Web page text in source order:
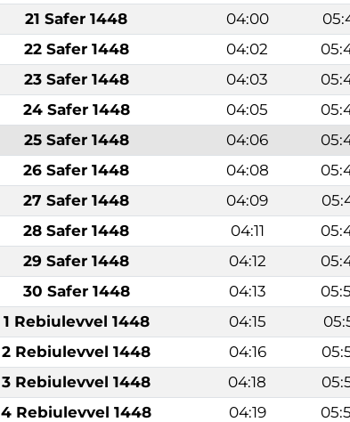
21 Safer 1448 04:00
22 Safer 1448 04:02
23 Safer 1448 04:03
24 Safer 1448 04:05
25 Safer 1448 04:06
26 Safer 1448 04:08
27 Safer 1448 04:09
28 Safer 1448 04:11
29 Safer 1448 04:12
30 Safer 1448 04:13
1 Rebiulevvel 1448 04:15
2 Rebiulevvel 1448 04:16
3 Rebiulevvel 1448 04:18
4 Rebiulevvel 1448 04:19